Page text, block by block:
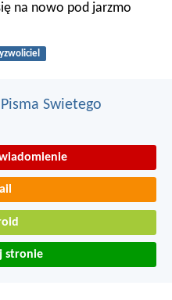
na nowo pod jarzmo
Swietego
stronie